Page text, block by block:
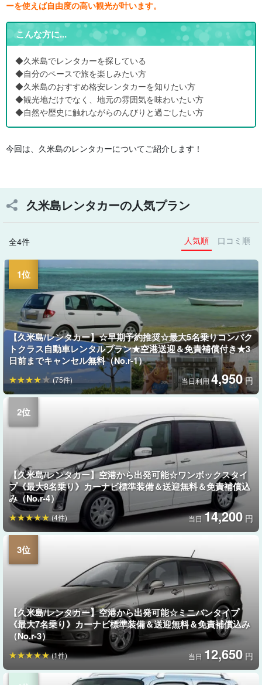
ーを使えば自由度の高い観光が叶います。
こんな方に...
◆久米島でレンタカーを探している
◆自分のペースで旅を楽しみたい方
◆久米島のおすすめ格安レンタカーを知りたい方
◆観光地だけでなく、地元の雰囲気を味わいたい方
◆自然や歴史に触れながらのんびりと過ごしたい方
今回は、久米島のレンタカーについてご紹介します！
久米島レンタカーの人気プラン
全4件 人気順 口コミ順
【久米島/レンタカー】☆早期予約推奨☆最大5名乗りコンパク
トクラス自動車レンタルプラン★空港送迎＆免責補償付き★3
日前までキャンセル無料（No.r-1）
当日利用 4,950 円
(75件)
【久米島/レンタカー】空港から出発可能☆ワンボックスタイ
プ《最大8名乗り》カーナビ標準装備＆送迎無料＆免責補償込
み（No.r-4）
当日 14,200 円
(4件)
【久米島/レンタカー】空港から出発可能☆ミニバンタイプ
《最大7名乗り》カーナビ標準装備＆送迎無料＆免責補償込み
（No.r-3）
当日 12,650 円
(1件)